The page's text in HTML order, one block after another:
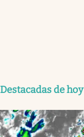
Destacadas de hoy